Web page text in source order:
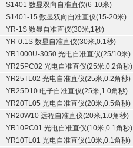
S1401 数显双向自准直仪(6-10米)
S1401-15 数显双向自准直仪(15-20米)
YR-1S 数显自准直仪(30米,1秒)
YR-0.1S 数显自准直仪(30米,0.1秒)
YR1000U-3050 光电自准直仪(25/10米)
YR25PC02 光电自准直仪(25米,0.2角秒)
YR25TL02 光电自准直仪(25米,0.2角秒)
YR25D10 电子自准直仪(25米,1.0角秒)
YR20TL05 光电自准直仪(20米,0.5角秒)
YR20W10 远程自准直仪(20米,1.0角秒)
YR10PC01 光电自准直仪(10米,0.1角秒)
YR10TL01 光电自准直仪(10米,0.1角秒)